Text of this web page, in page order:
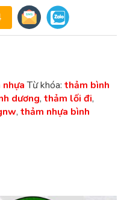
Từ khóa: thảm bình
dương, thảm lối đi,
, thảm nhựa bình